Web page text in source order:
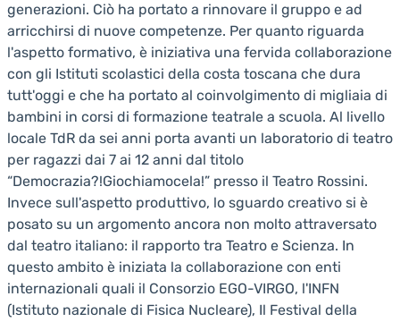
generazioni. Ciò ha portato a rinnovare il gruppo e ad
arricchirsi di nuove competenze. Per quanto riguarda
l'aspetto formativo, è iniziativa una fervida collaborazione
con gli Istituti scolastici della costa toscana che dura
tutt'oggi e che ha portato al coinvolgimento di migliaia di
bambini in corsi di formazione teatrale a scuola. Al livello
locale TdR da sei anni porta avanti un laboratorio di teatro
per ragazzi dai 7 ai 12 anni dal titolo
“Democrazia?!Giochiamocela!” presso il Teatro Rossini.
Invece sull'aspetto produttivo, lo sguardo creativo si è
posato su un argomento ancora non molto attraversato
dal teatro italiano: il rapporto tra Teatro e Scienza. In
questo ambito è iniziata la collaborazione con enti
internazionali quali il Consorzio EGO-VIRGO, l'INFN
(Istituto nazionale di Fisica Nucleare), Il Festival della